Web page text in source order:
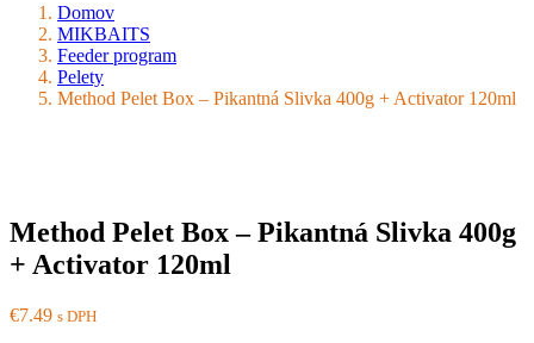
Domov
MIKBAITS
Feeder program
Pelety
Method Pelet Box – Pikantná Slivka 400g + Activator 120ml
Method Pelet Box – Pikantná Slivka 400g
+ Activator 120ml
€7.49 s DPH